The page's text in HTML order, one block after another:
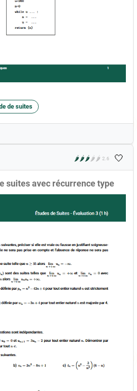
de suites
🌶️🌶️🌶️ 🌶️ 🌶️ 2.6 🤍
suites avec récurrence type